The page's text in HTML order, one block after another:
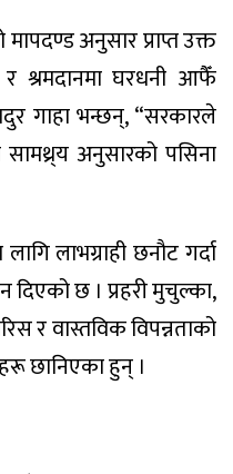
अनुसार प्राप्त उक्त
श्रमदानमा घरधनी आफैँ
गाहा भन्छन्, “सरकारले
अनुसारको पसिना
लाभग्राही छनौट गर्दा
दिएको छ । प्रहरी मुचुल्का,
र वास्तविक विपन्नताको
छानिएका हुन् ।